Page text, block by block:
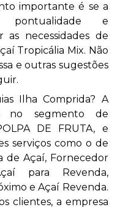
importante é se a
pontualidade e
as necessidades de
Tropicália Mix. Não
e outras sugestões
Ilha Comprida? A
no segmento de
DE FRUTA, e
serviços como o de
de Açaí, Fornecedor
para Revenda,
e Açaí Revenda.
clientes, a empresa